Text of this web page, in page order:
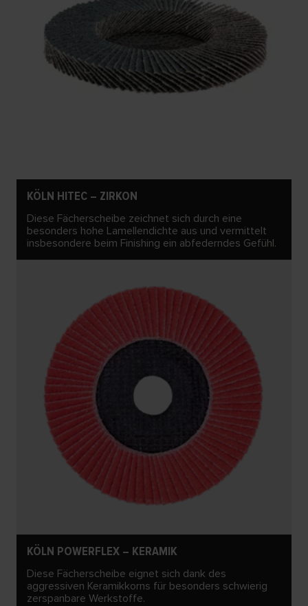
KÖLN HITEC – ZIRKON
Diese Fächerscheibe zeichnet sich durch eine
besonders hohe Lamellendichte aus und vermittelt
insbesondere beim Finishing ein abfederndes Gefühl.
KÖLN POWERFLEX – KERAMIK
Diese Fächerscheibe eignet sich dank des
aggressiven Keramikkorns für besonders schwierig
zerspanbare Werkstoffe.